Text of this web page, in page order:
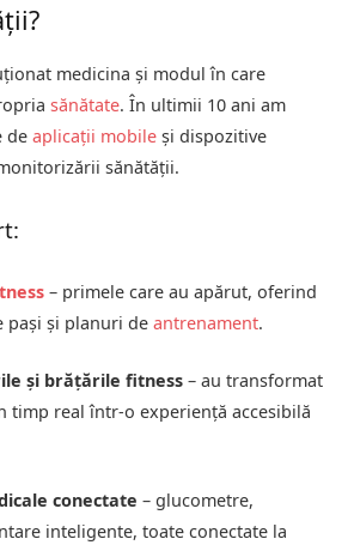
medicina și modul în care
sănătate. În ultimii 10 ani am
de aplicații mobile și dispozitive
sănătății.
– primele care au apărut, oferind
pași și planuri de antrenament.
și brățările fitness – au transformat
timp real într-o experiență accesibilă
conectate – glucometre,
inteligente, toate conectate la